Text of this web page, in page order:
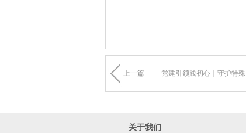
上一篇 党建引领践初心｜守护特
关于我们